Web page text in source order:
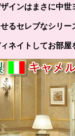
インはまさに中世
るセレブなシリー
ネイトしてお部屋